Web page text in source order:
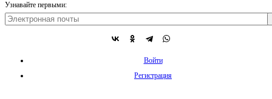
Узнавайте первыми:
Войти
Регистрация